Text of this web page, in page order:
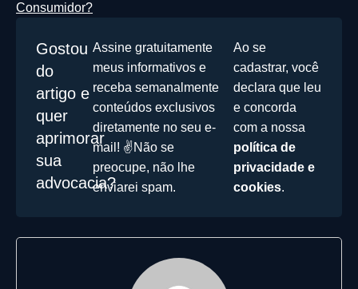
Consumidor?
Gostou
do
artigo e
quer
aprimorar
sua
advocacia?
Assine gratuitamente
meus informativos e
receba semanalmente
conteúdos exclusivos
diretamente no seu e-
mail! ✌️Não se
preocupe, não lhe
enviarei spam.
Ao se
cadastrar, você
declara que leu
e concorda
com a nossa
política de
privacidade e
cookies.